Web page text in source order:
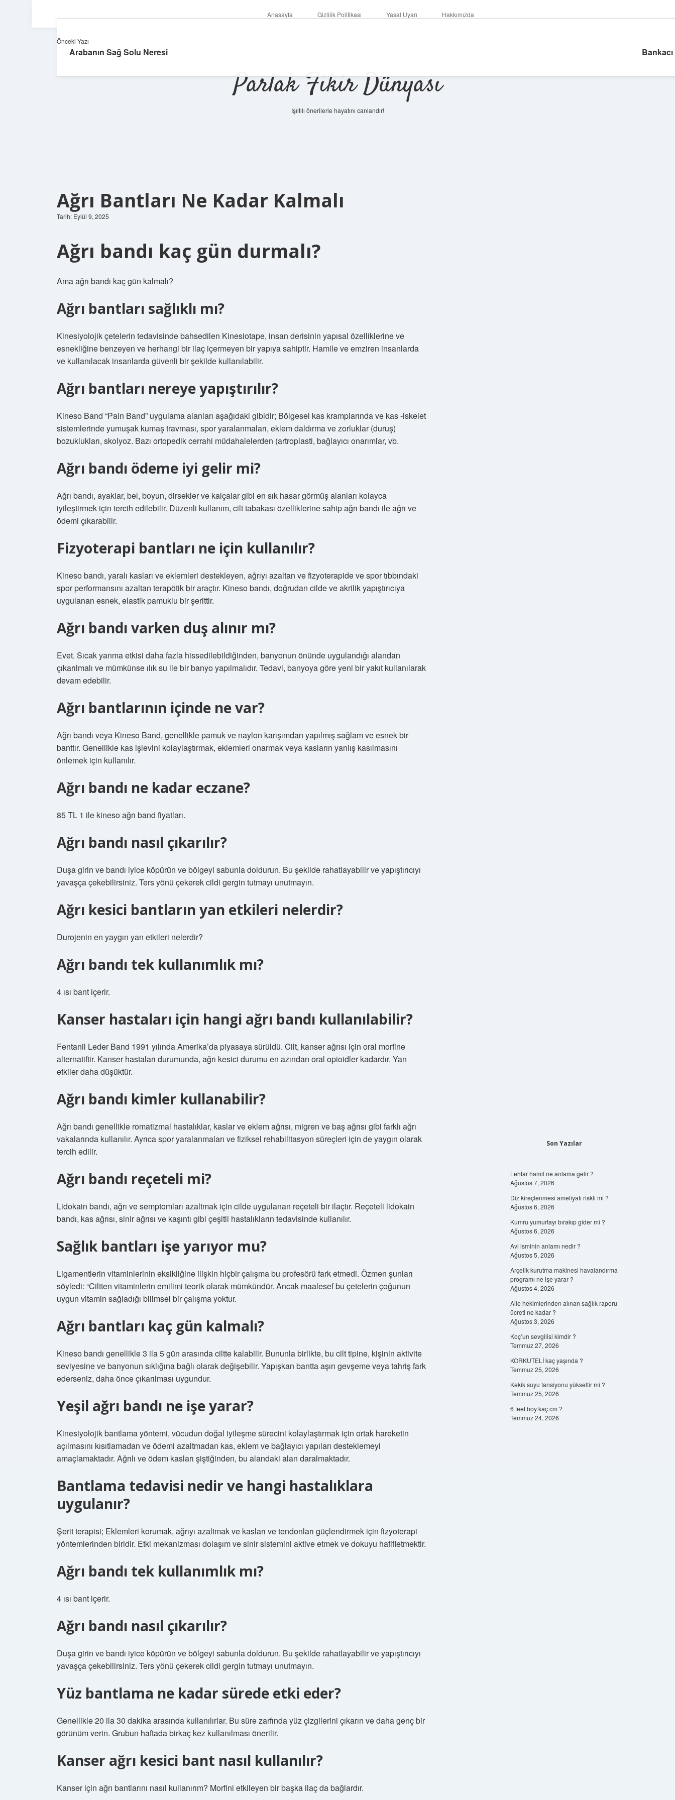
Anasayfa Gizlilik Politikası Yasal Uyarı Hakkımızda
Parlak Fikir Dünyası
Işıltılı önerilerle hayatını canlandır!
Ağrı Bantları Ne Kadar Kalmalı
Tarih: Eylül 9, 2025
Ağrı bandı kaç gün durmalı?
Ama ağrı bandı kaç gün kalmalı?
Ağrı bantları sağlıklı mı?
Kinesiyolojik çetelerin tedavisinde bahsedilen Kinesiotape, insan derisinin yapısal özelliklerine ve
esnekliğine benzeyen ve herhangi bir ilaç içermeyen bir yapıya sahiptir. Hamile ve emziren insanlarda
ve kullanılacak insanlarda güvenli bir şekilde kullanılabilir.
Ağrı bantları nereye yapıştırılır?
Kineso Band “Pain Band” uygulama alanları aşağıdaki gibidir; Bölgesel kas kramplarında ve kas -iskelet
sistemlerinde yumuşak kumaş travması, spor yaralanmaları, eklem daldırma ve zorluklar (duruş)
bozuklukları, skolyoz. Bazı ortopedik cerrahi müdahalelerden (artroplasti, bağlayıcı onarımlar, vb.
Ağrı bandı ödeme iyi gelir mi?
Ağrı bandı, ayaklar, bel, boyun, dirsekler ve kalçalar gibi en sık hasar görmüş alanları kolayca
iyileştirmek için tercih edilebilir. Düzenli kullanım, cilt tabakası özelliklerine sahip ağrı bandı ile ağrı ve
ödemi çıkarabilir.
Fizyoterapi bantları ne için kullanılır?
Kineso bandı, yaralı kasları ve eklemleri destekleyen, ağrıyı azaltan ve fizyoterapide ve spor tıbbındaki
spor performansını azaltan terapötik bir araçtır. Kineso bandı, doğrudan cilde ve akrilik yapıştırıcıya
uygulanan esnek, elastik pamuklu bir şerittir.
Ağrı bandı varken duş alınır mı?
Evet. Sıcak yanma etkisi daha fazla hissedilebildiğinden, banyonun önünde uygulandığı alandan
çıkarılmalı ve mümkünse ılık su ile bir banyo yapılmalıdır. Tedavi, banyoya göre yeni bir yakıt kullanılarak
devam edebilir.
Ağrı bantlarının içinde ne var?
Ağrı bandı veya Kineso Band, genellikle pamuk ve naylon karışımdan yapılmış sağlam ve esnek bir
banttır. Genellikle kas işlevini kolaylaştırmak, eklemleri onarmak veya kasların yanlış kasılmasını
önlemek için kullanılır.
Ağrı bandı ne kadar eczane?
85 TL 1 ile kineso ağrı band fiyatları.
Ağrı bandı nasıl çıkarılır?
Duşa girin ve bandı iyice köpürün ve bölgeyi sabunla doldurun. Bu şekilde rahatlayabilir ve yapıştırıcıyı
yavaşça çekebilirsiniz. Ters yönü çekerek cildi gergin tutmayı unutmayın.
Ağrı kesici bantların yan etkileri nelerdir?
Durojenin en yaygın yan etkileri nelerdir?
Ağrı bandı tek kullanımlık mı?
4 ısı bant içerir.
Kanser hastaları için hangi ağrı bandı kullanılabilir?
Fentanil Leder Band 1991 yılında Amerika’da piyasaya sürüldü. Cilt, kanser ağrısı için oral morfine
alternatiftir. Kanser hastaları durumunda, ağrı kesici durumu en azından oral opioidler kadardır. Yan
etkiler daha düşüktür.
Ağrı bandı kimler kullanabilir?
Ağrı bandı genellikle romatizmal hastalıklar, kaslar ve eklem ağrısı, migren ve baş ağrısı gibi farklı ağrı
vakalarında kullanılır. Ayrıca spor yaralanmaları ve fiziksel rehabilitasyon süreçleri için de yaygın olarak
tercih edilir.
Ağrı bandı reçeteli mi?
Lidokain bandı, ağrı ve semptomları azaltmak için cilde uygulanan reçeteli bir ilaçtır. Reçeteli lidokain
bandı, kas ağrısı, sinir ağrısı ve kaşıntı gibi çeşitli hastalıkların tedavisinde kullanılır.
Sağlık bantları işe yarıyor mu?
Ligamentlerin vitaminlerinin eksikliğine ilişkin hiçbir çalışma bu profesörü fark etmedi. Özmen şunları
söyledi: “Ciltten vitaminlerin emilimi teorik olarak mümkündür. Ancak maalesef bu çetelerin çoğunun
uygun vitamin sağladığı bilimsel bir çalışma yoktur.
Ağrı bantları kaç gün kalmalı?
Kineso bandı genellikle 3 ila 5 gün arasında ciltte kalabilir. Bununla birlikte, bu cilt tipine, kişinin aktivite
seviyesine ve banyonun sıklığına bağlı olarak değişebilir. Yapışkan bantta aşırı gevşeme veya tahriş fark
ederseniz, daha önce çıkarılması uygundur.
Yeşil ağrı bandı ne işe yarar?
Kinesiyolojik bantlama yöntemi, vücudun doğal iyileşme sürecini kolaylaştırmak için ortak hareketin
açılmasını kısıtlamadan ve ödemi azaltmadan kas, eklem ve bağlayıcı yapıları desteklemeyi
amaçlamaktadır. Ağrılı ve ödem kasları şiştiğinden, bu alandaki alan daralmaktadır.
Bantlama tedavisi nedir ve hangi hastalıklara
uygulanır?
Şerit terapisi; Eklemleri korumak, ağrıyı azaltmak ve kasları ve tendonları güçlendirmek için fizyoterapi
yöntemlerinden biridir. Etki mekanizması dolaşım ve sinir sistemini aktive etmek ve dokuyu hafifletmektir.
Ağrı bandı tek kullanımlık mı?
4 ısı bant içerir.
Ağrı bandı nasıl çıkarılır?
Duşa girin ve bandı iyice köpürün ve bölgeyi sabunla doldurun. Bu şekilde rahatlayabilir ve yapıştırıcıyı
yavaşça çekebilirsiniz. Ters yönü çekerek cildi gergin tutmayı unutmayın.
Yüz bantlama ne kadar sürede etki eder?
Genellikle 20 ila 30 dakika arasında kullanılırlar. Bu süre zarfında yüz çizgilerini çıkarın ve daha genç bir
görünüm verin. Grubun haftada birkaç kez kullanılması önerilir.
Kanser ağrı kesici bant nasıl kullanılır?
Kanser için ağrı bantlarını nasıl kullanırım? Morfini etkileyen bir başka ilaç da bağlardır.
Önceki Yazı
Arabanın Sağ Solu Neresi
Son Yazılar
Lehtar hamil ne anlama gelir ?
Ağustos 7, 2026
Diz kireçlenmesi ameliyatı riskli mi ?
Ağustos 6, 2026
Kumru yumurtayı bırakıp gider mi ?
Ağustos 6, 2026
Avi isminin anlamı nedir ?
Ağustos 5, 2026
Arçelik kurutma makinesi havalandırma
programı ne işe yarar ?
Ağustos 4, 2026
Aile hekimlerinden alınan sağlık raporu
ücreti ne kadar ?
Ağustos 3, 2026
Koç’un sevgilisi kimdir ?
Temmuz 27, 2026
KORKUTELİ kaç yaşında ?
Temmuz 25, 2026
Kekik suyu tansiyonu yükseltir mi ?
Temmuz 25, 2026
6 feet boy kaç cm ?
Temmuz 24, 2026